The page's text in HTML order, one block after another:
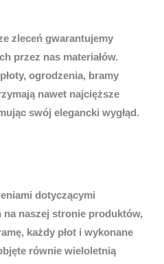
zleceń gwarantujemy
przez nas materiałów.
ogrodzenia, bramy
nawet najcięższe
swój elegancki wygłąd.
dotyczącymi
naszej stronie produktów,
każdy płot i wykonane
równie wieloletnią